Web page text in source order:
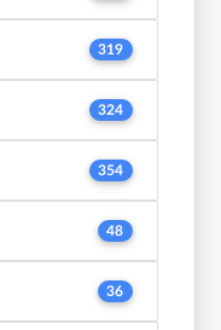
319
324
354
48
36